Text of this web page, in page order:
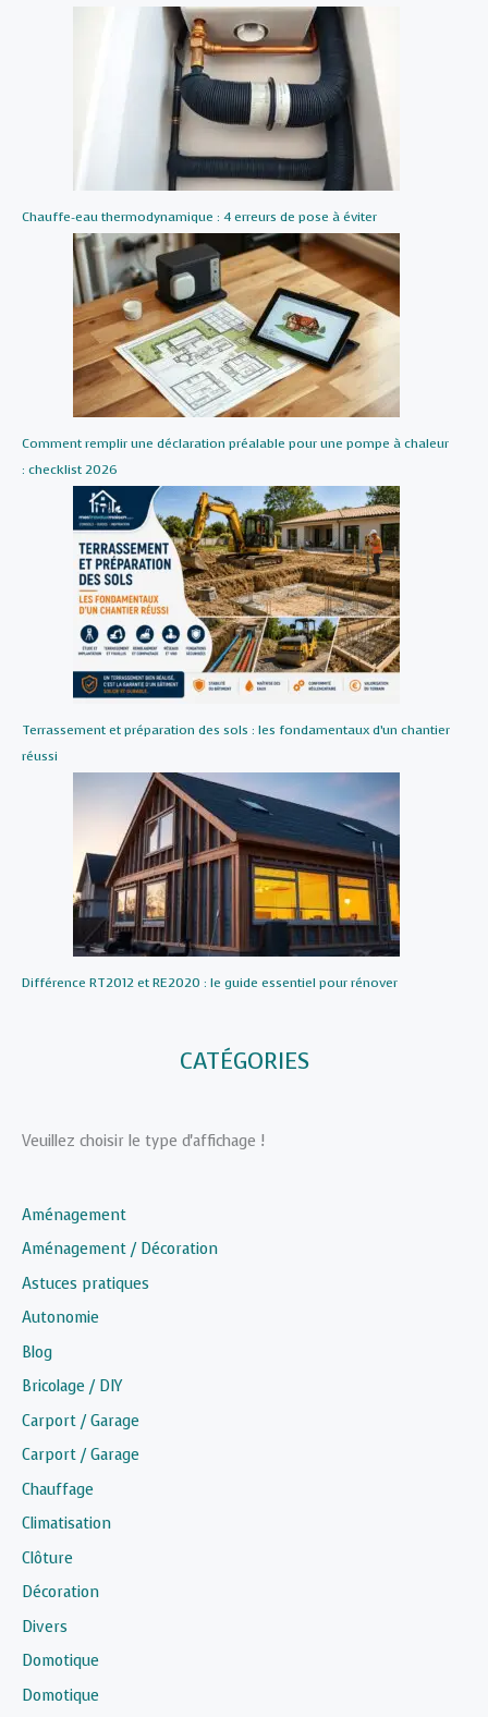
Chauffe-eau thermodynamique : 4 erreurs de pose à éviter
Comment remplir une déclaration préalable pour une pompe à chaleur
: checklist 2026
Terrassement et préparation des sols : les fondamentaux d’un chantier
réussi
Différence RT2012 et RE2020 : le guide essentiel pour rénover
CATÉGORIES
Veuillez choisir le type d'affichage !
Aménagement
Aménagement / Décoration
Astuces pratiques
Autonomie
Blog
Bricolage / DIY
Carport / Garage
Carport / Garage
Chauffage
Climatisation
Clôture
Décoration
Divers
Domotique
Domotique